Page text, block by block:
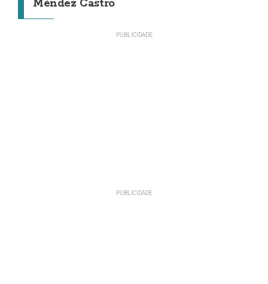
Méndez Castro